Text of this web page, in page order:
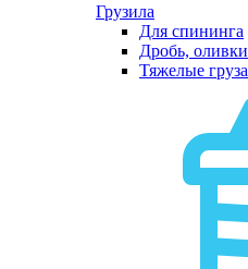
Грузила
Для спининга
Дробь, оливки
Тяжелые груза